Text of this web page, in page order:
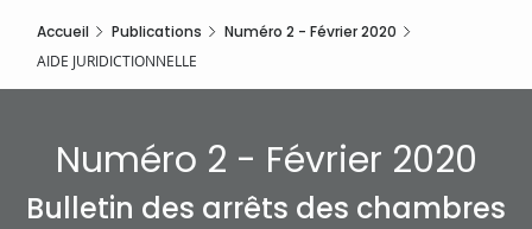
Accueil Publications Numéro 2 - Février 2020
AIDE JURIDICTIONNELLE
Numéro 2 - Février 2020
Bulletin des arrêts des chambres